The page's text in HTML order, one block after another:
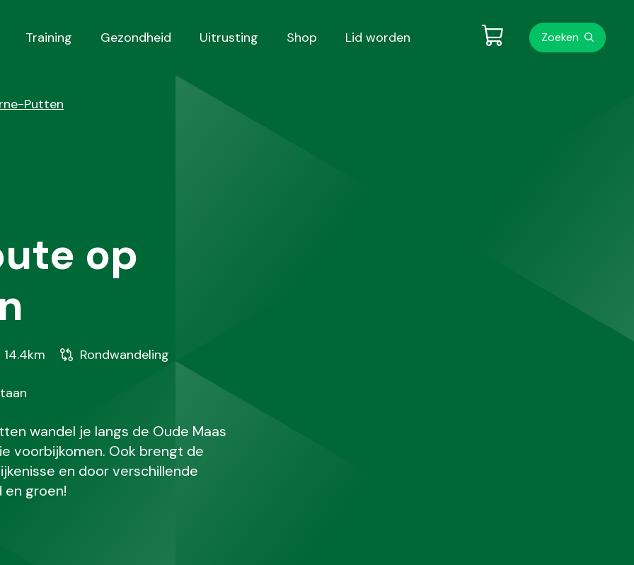
Training Gezondheid Uitrusting Shop Lid worden Zoeken
Putten
op
14.4km
SoortRondwandeling
wandel je langs de Oude Maas
voorbijkomen. Ook brengt de
en door verschillende
en groen!